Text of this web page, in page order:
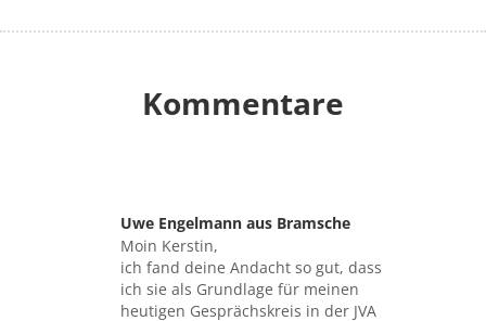
Kommentare
Uwe Engelmann aus Bramsche
sagte:
Moin Kerstin,
ich fand deine Andacht so gut, dass
ich sie als Grundlage für meinen
heutigen Gesprächskreis in der JVA